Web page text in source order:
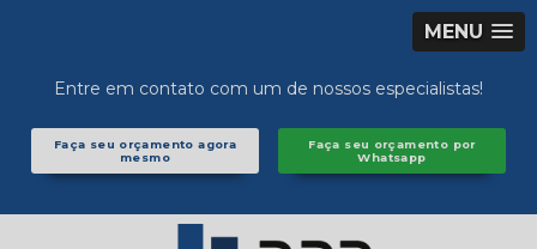
MENU
Entre em contato com um de nossos especialistas!
Faça seu orçamento agora
mesmo
Faça seu orçamento por
Whatsapp